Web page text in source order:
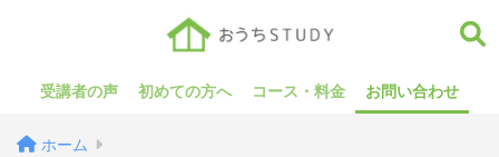
受講者の声 初めての方へ コース・料金 お問い合わせ
ホーム